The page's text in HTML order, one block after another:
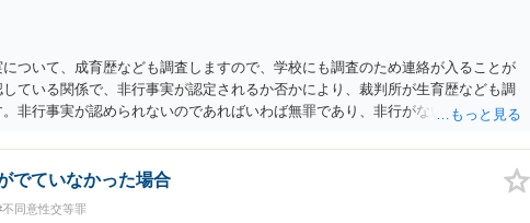
あることが必要です。
ついて、成育歴なども調査しますので、学校にも調査のため連絡が入ることが
ている関係で、非行事実が認定されるか否かにより、裁判所が生育歴なども調
非行事実が認められないのであればいわば無罪であり、非行がないのですか
でていなかった場合
不同意性交等罪